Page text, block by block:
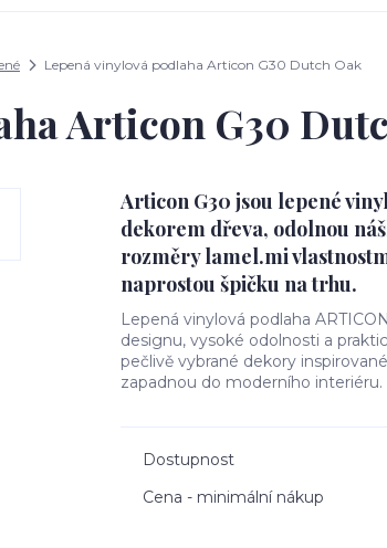
Lepená vinylová podlaha Articon G30 Dutch Oak
Articon G30
Articon G30 jsou lepené
dekorem dřeva, odolnou
rozměry lamel.mi
naprostou špičku na trhu.
Lepená vinylová podlaha
designu, vysoké odolnosti a
pečlivě vybrané dekory
zapadnou do moderního interiéru.
Dostupnost
Cena - minimální nákup